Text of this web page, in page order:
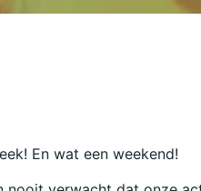
En wat een weekend!